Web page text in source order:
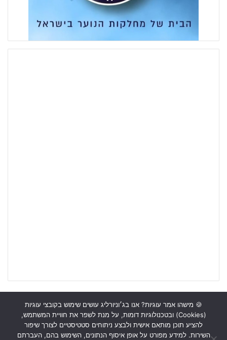
ראשי כתבות תכנים מקצועיים תנאי שימוש
מדיניות אבטחה
🍪 מישהו אמר עוגיות? אנו בג׳וניורליג עושים שימוש בקובצי עוגיות
(Cookies) ובטכנולוגיות דומות, על מנת לשפר את חוויית המשתמש,
להציע תוכן מותאם אישית ולבצע ניתוחים סטטיסטיים לצורך שיפור
השירות. למידע מפורט על אופן איסוף הנתונים, השימוש בהם, העברתם